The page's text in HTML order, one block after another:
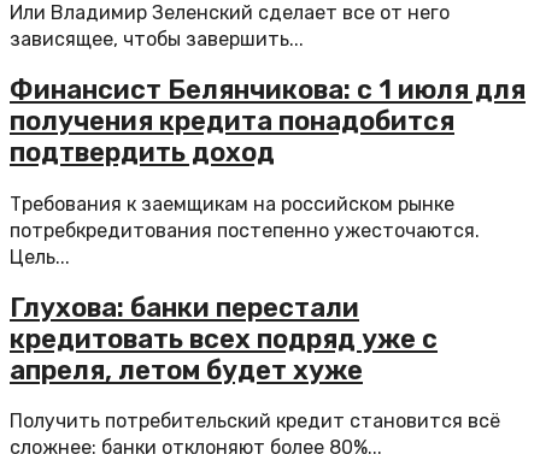
Или Владимир Зеленский сделает все от него
зависящее, чтобы завершить...
Финансист Белянчикова: с 1 июля для
получения кредита понадобится
подтвердить доход
Требования к заемщикам на российском рынке
потребкредитования постепенно ужесточаются.
Цель...
Глухова: банки перестали
кредитовать всех подряд уже с
апреля, летом будет хуже
Получить потребительский кредит становится всё
сложнее: банки отклоняют более 80%...